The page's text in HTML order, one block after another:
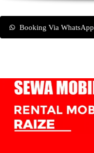
Booking Via WhatsApp